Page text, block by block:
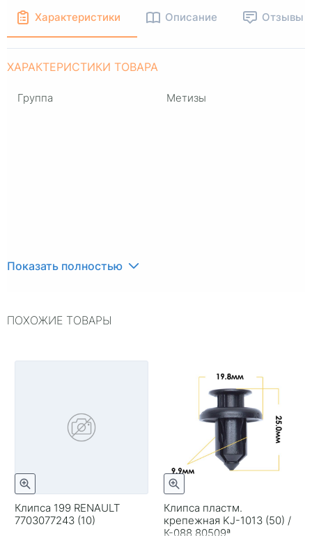
Характеристики Описание Отзывы
ХАРАКТЕРИСТИКИ ТОВАРА
Группа Метизы
Показать полностью
ПОХОЖИЕ ТОВАРЫ
Клипса 199 RENAULT
7703077243 (10)
Клипса пластм.
крепежная KJ-1013 (50) /
К-088 80509ª